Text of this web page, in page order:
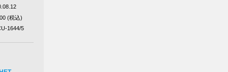
(税込)
1644/5